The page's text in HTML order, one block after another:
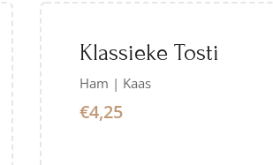
Klassieke Tosti
Ham | Kaas
€4,25